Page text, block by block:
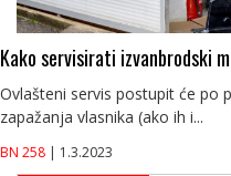
Kako servisirati izvanbrodski
Ovlašteni servis postupit će po
zapažanja vlasnika (ako ih i...
BN 258 | 1.3.2023